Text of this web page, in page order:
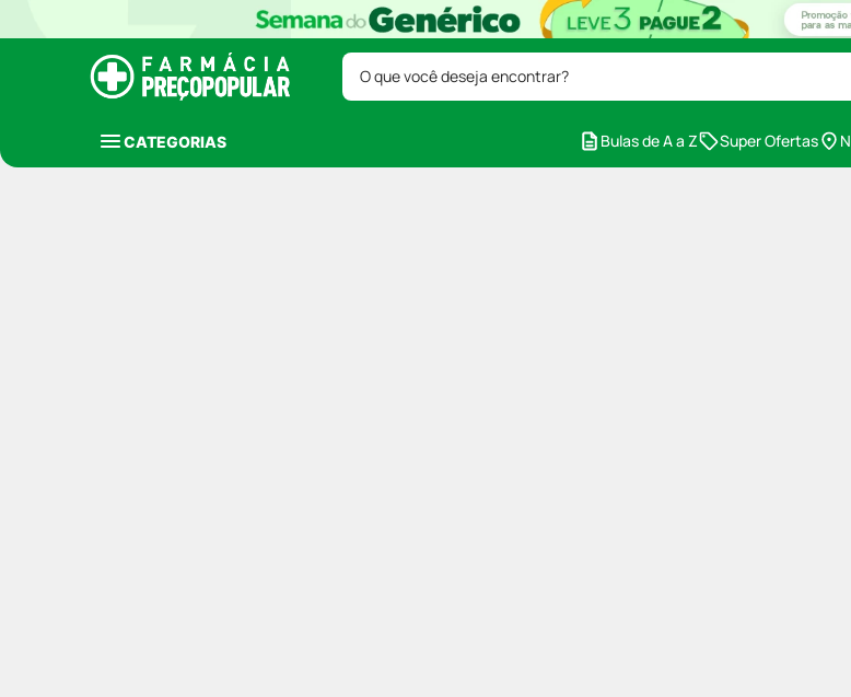
O que você deseja encontrar?
CATEGORIAS Bulas de A a Z Super Ofertas